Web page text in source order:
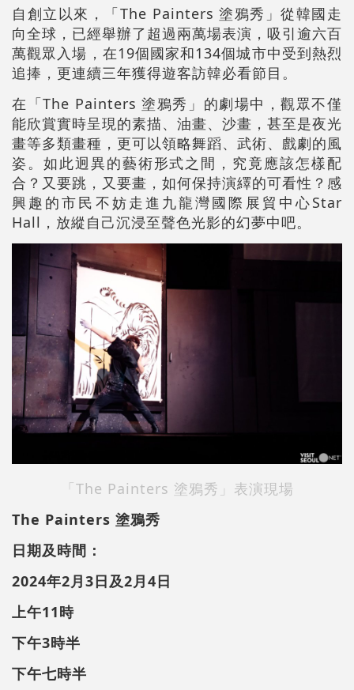
自創立以來，「The Painters 塗鴉秀」從韓國走
向全球，已經舉辦了超過兩萬場表演，吸引逾六百
萬觀眾入場，在19個國家和134個城市中受到熱烈
追捧，更連續三年獲得遊客訪韓必看節目。
在「The Painters 塗鴉秀」的劇場中，觀眾不僅
能欣賞實時呈現的素描、油畫、沙畫，甚至是夜光
畫等多類畫種，更可以領略舞蹈、武術、戲劇的風
姿。如此迥異的藝術形式之間，究竟應該怎樣配
合？又要跳，又要畫，如何保持演繹的可看性？感
興趣的市民不妨走進九龍灣國際展貿中心Star
Hall，放縱自己沉浸至聲色光影的幻夢中吧。
「The Painters 塗鴉秀」表演現場
The Painters 塗鴉秀
日期及時間：
2024年2月3日及2月4日
上午11時
下午3時半
下午七時半